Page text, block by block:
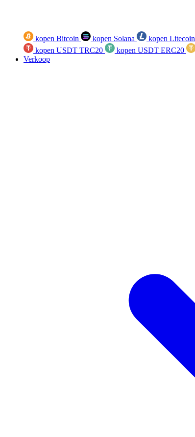
kopen Bitcoin kopen Solana kopen Litecoin
kopen USDT TRC20
kopen USDT ERC20
Verkoop